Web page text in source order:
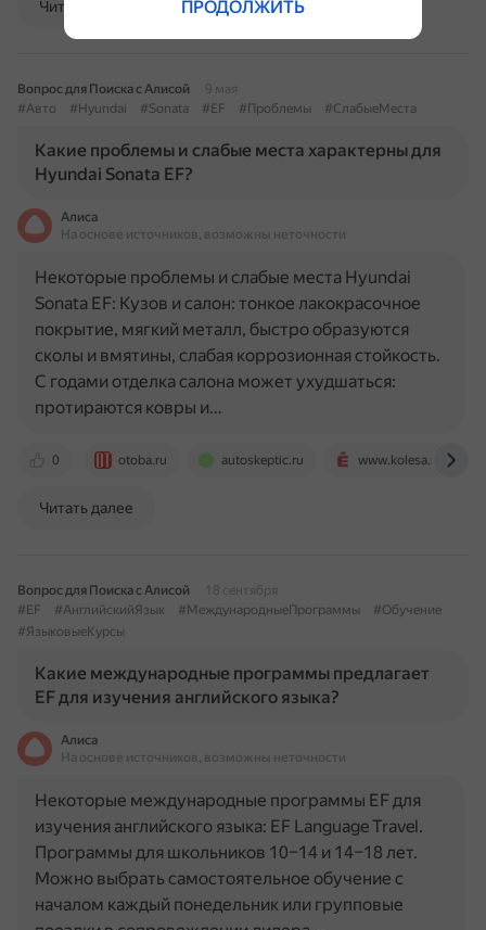
Читать далее
Вопрос для Поиска с Алисой
9 мая
#Авто
#Hyundai #Sonata #EF #Проблемы #СлабыеМеста
Какие проблемы и слабые места характерны для
Hyundai Sonata EF?
Алиса
На основе источников, возможны неточности
0 otoba.ru autoskeptic.ru www.kolesa.ru
Некоторые проблемы и слабые места Hyundai
Sonata EF: Кузов и салон: тонкое лакокрасочное
покрытие, мягкий металл, быстро образуются
сколы и вмятины, слабая коррозионная стойкость.
С годами отделка салона может ухудшаться:
протираются ковры и…
Читать далее
Вопрос для Поиска с Алисой
18 сентября
#EF
#АнглийскийЯзык #МеждународныеПрограммы
#Обучение
#ЯзыковыеКурсы
Какие международные программы предлагает
EF для изучения английского языка?
Алиса
На основе источников, возможны неточности
Некоторые международные программы EF для
изучения английского языка: EF Language Travel.
Программы для школьников 10–14 и 14–18 лет.
Можно выбрать самостоятельное обучение с
началом каждый понедельник или групповые
ПРОДОЛЖИТЬ